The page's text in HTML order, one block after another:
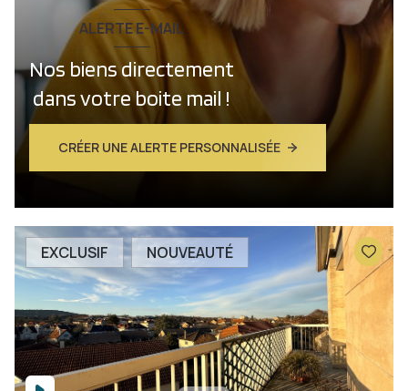
ALERTE E-MAIL
Nos biens directement
dans votre boite mail !
CRÉER UNE ALERTE PERSONNALISÉE
EXCLUSIF NOUVEAUTÉ